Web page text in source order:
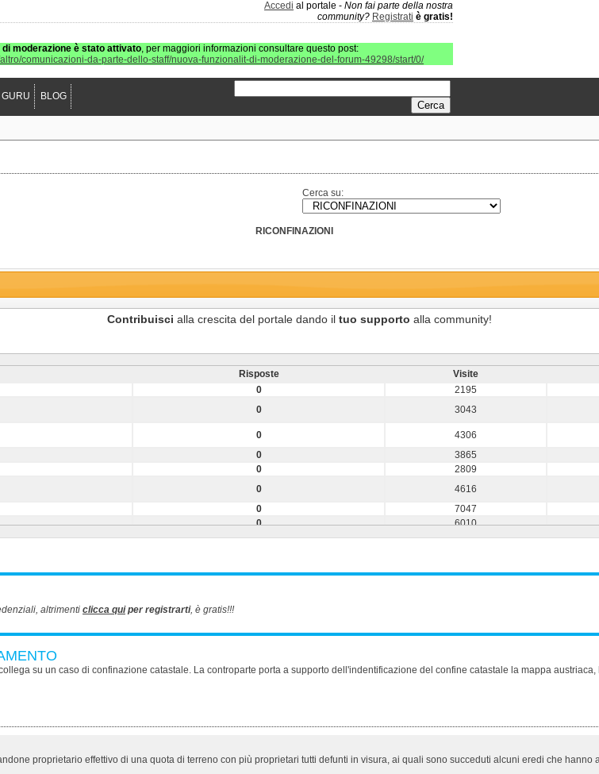
Accedi al portale - Non fai parte della nostra
community? Registrati è gratis!
di moderazione è stato attivato, per maggiori informazioni consultare questo post:
comunicazioni-da-parte-dello-staff/nuova-funzionalit-di-moderazione-del-forum-49298/start/0/
GURU BLOG
Cerca su:
RICONFINAZIONI
Contribuisci alla crescita del portale dando il tuo supporto alla community!
Risposte
Visite
0
2195
0
3043
0
4306
0
3865
0
2809
0
4616
0
7047
0
6010
0
3905
0
3525
0
4903
altrimenti clicca quiper registrarti, è gratis!!!
su un caso di confinazione catastale. La controparte porta a supporto dell'indentificazione del confine catastale la mappa austriaca,
proprietario effettivo di una quota di terreno con più proprietari tutti defunti in visura, ai quali sono succeduti alcuni eredi che hanno